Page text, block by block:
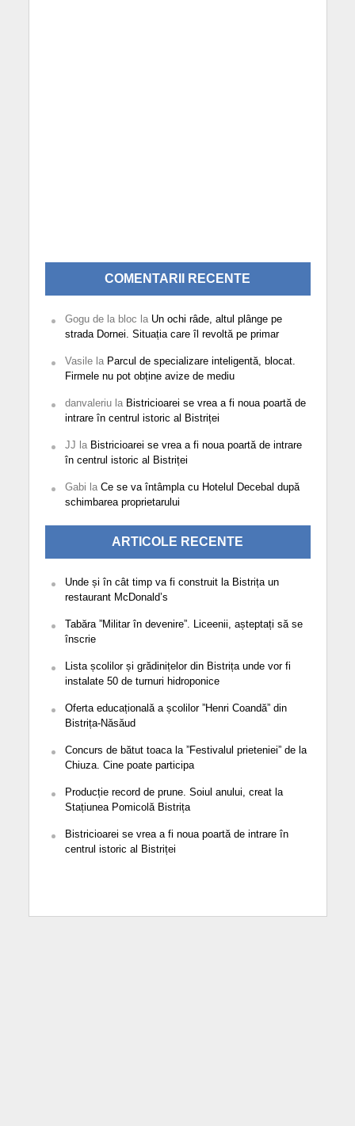
COMENTARII RECENTE
Gogu de la bloc la Un ochi râde, altul plânge pe
strada Dornei. Situația care îl revoltă pe primar
Vasilela Parcul de specializare inteligentă, blocat.
Firmele nu pot obține avize de mediu
danvaleriula Bistricioarei se vrea a fi noua poartă de
intrare în centrul istoric al Bistriței
JJ la Bistricioarei se vrea a fi noua poartă de intrare
în centrul istoric al Bistriței
Gabi la Ce se va întâmpla cu Hotelul Decebal după
schimbarea proprietarului
ARTICOLE RECENTE
Unde și în cât timp va fi construit la Bistrița un
restaurant McDonald’s
Tabăra ”Militar în devenire”. Liceenii, așteptați să se
înscrie
Lista școlilor și grădinițelor din Bistrița unde vor fi
instalate 50 de turnuri hidroponice
Oferta educațională a școlilor ”Henri Coandă” din
Bistrița-Năsăud
Concurs de bătut toaca la ”Festivalul prieteniei” de la
Chiuza. Cine poate participa
Producție record de prune. Soiul anului, creat la
Stațiunea Pomicolă Bistrița
Bistricioarei se vrea a fi noua poartă de intrare în
centrul istoric al Bistriței